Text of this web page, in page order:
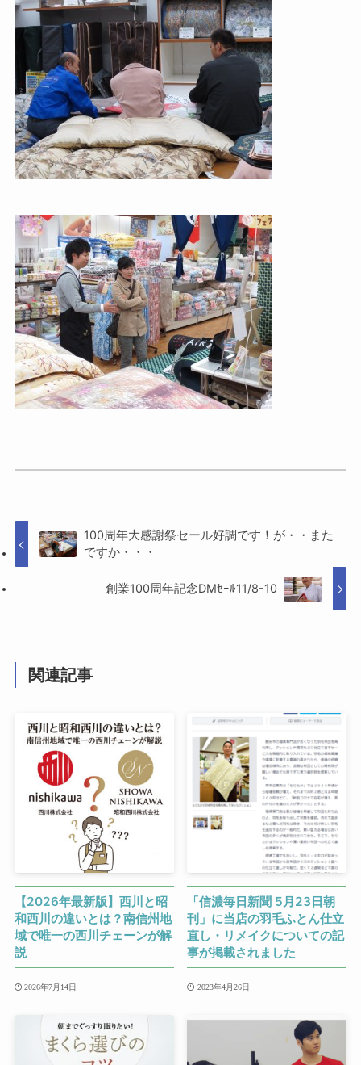
100周年大感謝祭セール好調です！が・・また
ですか・・・
創業100周年記念DMｾｰﾙ11/8-10
関連記事
【2026年最新版】西川と昭
和西川の違いとは？南信州地
域で唯一の西川チェーンが解
説
2026年7月14日
「信濃毎日新聞 5月23日朝
刊」に当店の羽毛ふとん仕立
直し・リメイクについての記
事が掲載されました
2023年4月26日